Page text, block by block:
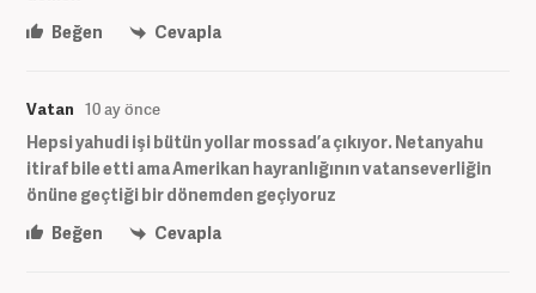
Beğen
Cevapla
Vatan 10 ay önce
Hepsi yahudi işi bütün yollar mossad’a çıkıyor. Netanyahu
itiraf bile etti ama Amerikan hayranlığının vatanseverliğin
önüne geçtiği bir dönemden geçiyoruz
Beğen
Cevapla